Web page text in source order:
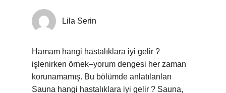
Lila Serin
Hamam hangi hastalıklara iyi gelir ?
işlenirken örnek–yorum dengesi her zaman
korunamamış. Bu bölümde anlatılanları
Sauna hangi hastalıklara iyi gelir ? Sauna,